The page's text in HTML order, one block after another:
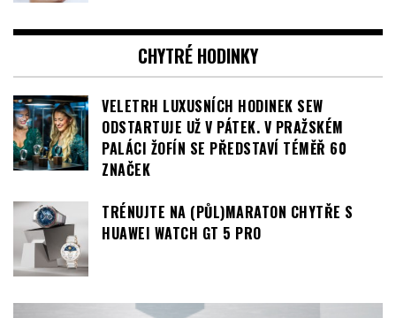
CHYTRÉ HODINKY
VELETRH LUXUSNÍCH HODINEK SEW
ODSTARTUJE UŽ V PÁTEK. V PRAŽSKÉM
PALÁCI ŽOFÍN SE PŘEDSTAVÍ TÉMĚŘ 60
ZNAČEK
TRÉNUJTE NA (PŮL)MARATON CHYTŘE S
HUAWEI WATCH GT 5 PRO